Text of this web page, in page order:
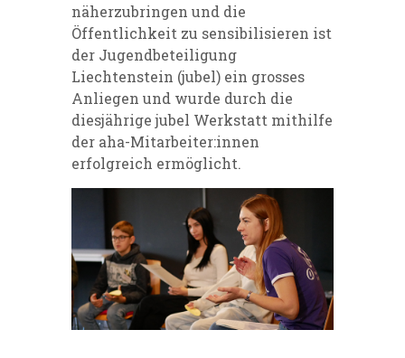
näherzubringen und die
Öffentlichkeit zu sensibilisieren ist
der Jugendbeteiligung
Liechtenstein (jubel) ein grosses
Anliegen und wurde durch die
diesjährige jubel Werkstatt mithilfe
der aha-Mitarbeiter:innen
erfolgreich ermöglicht.